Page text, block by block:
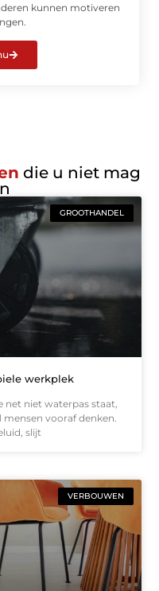
kunnen motiveren
die u niet mag
GROOTHANDEL
werkplek
net niet waterpas staat,
vooraf denken.
slijt
VERBOUWEN